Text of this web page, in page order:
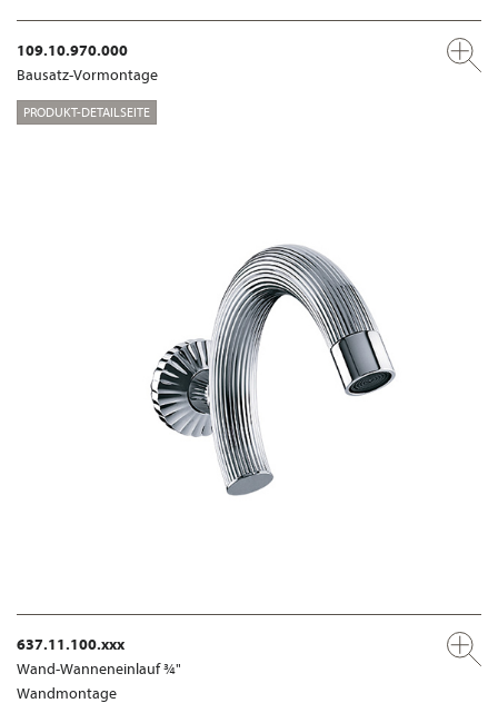
109.10.970.000
Bausatz-Vormontage
PRODUKT-DETAILSEITE
637.11.100.xxx
Wand-Wanneneinlauf ¾"
Wandmontage